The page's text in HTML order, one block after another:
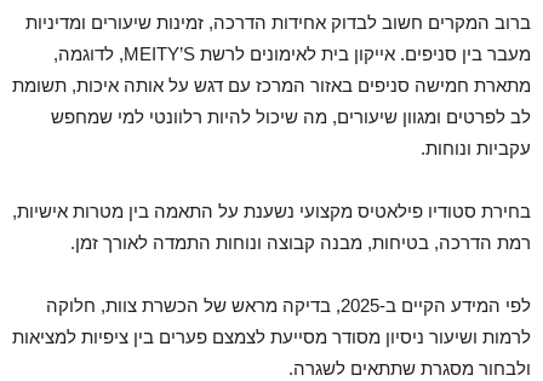
ברוב המקרים חשוב לבדוק אחידות הדרכה, זמינות שיעורים ומדיניות
מעבר בין סניפים. אייקון בית לאימונים לרשת MEITY’S, לדוגמה,
מתארת חמישה סניפים באזור המרכז עם דגש על אותה איכות, תשומת
לב לפרטים ומגוון שיעורים, מה שיכול להיות רלוונטי למי שמחפש
עקביות ונוחות.
בחירת סטודיו פילאטיס מקצועי נשענת על התאמה בין מטרות אישיות,
רמת הדרכה, בטיחות, מבנה קבוצה ונוחות התמדה לאורך זמן.
לפי המידע הקיים ב-2025, בדיקה מראש של הכשרת צוות, חלוקה
לרמות ושיעור ניסיון מסודר מסייעת לצמצם פערים בין ציפיות למציאות
ולבחור מסגרת שתתאים לשגרה.